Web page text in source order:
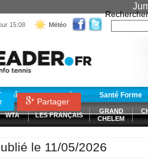
15:08 Météo
Rechercher
Santé Forme
WTA LES FRANÇAIS
GRAND
CHELEM
Partager
le 11/05/2026